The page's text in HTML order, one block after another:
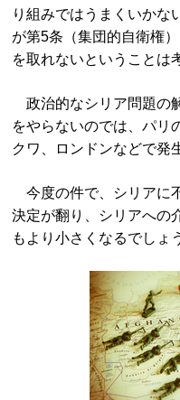
り組みではうまくいかな
が第5条（集団的自衛権
を取れないということは
政治的なシリア問題の
をやらないのでは、パリ
クワ、ロンドンなどで発
今度の件で、シリアに
決定が翻り、シリアへの
もより小さくなるでしょ